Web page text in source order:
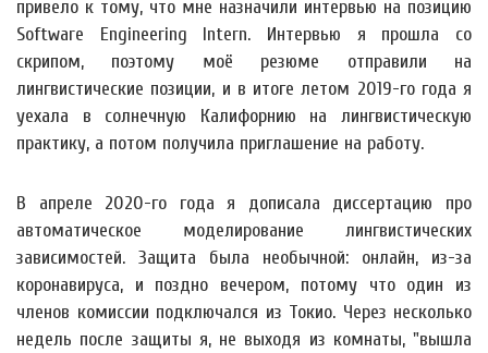
привело к тому, что мне назначили интервью на позицию
Software Engineering Intern. Интервью я прошла со
скрипом, поэтому моё резюме отправили на
лингвистические позиции, и в итоге летом 2019-го года я
уехала в солнечную Калифорнию на лингвистическую
практику, а потом получила приглашение на работу.
В апреле 2020-го года я дописала диссертацию про
автоматическое моделирование лингвистических
зависимостей. Защита была необычной: онлайн, из-за
коронавируса, и поздно вечером, потому что один из
членов комиссии подключался из Токио. Через несколько
недель после защиты я, не выходя из комнаты, "вышла